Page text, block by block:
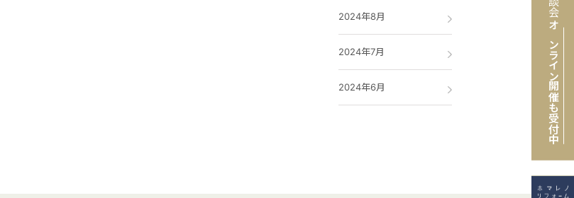
2024年8月
2024年7月
2024年6月 オンライン開催
も受付中